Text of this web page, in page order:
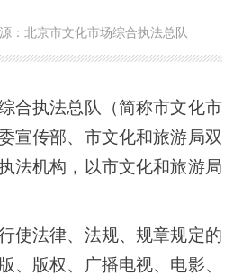
：北京市文化市场综合执法总队
执法总队（简称市文化市
宣传部、市文化和旅游局双
法机构，以市文化和旅游局
法律、法规、规章规定的
、版权、广播电视、电影、